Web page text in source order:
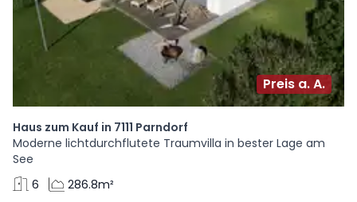
Preis a. A.
Haus zum Kauf in 7111 Parndorf
Moderne lichtdurchflutete Traumvilla in bester Lage am
See
6
286.8m²